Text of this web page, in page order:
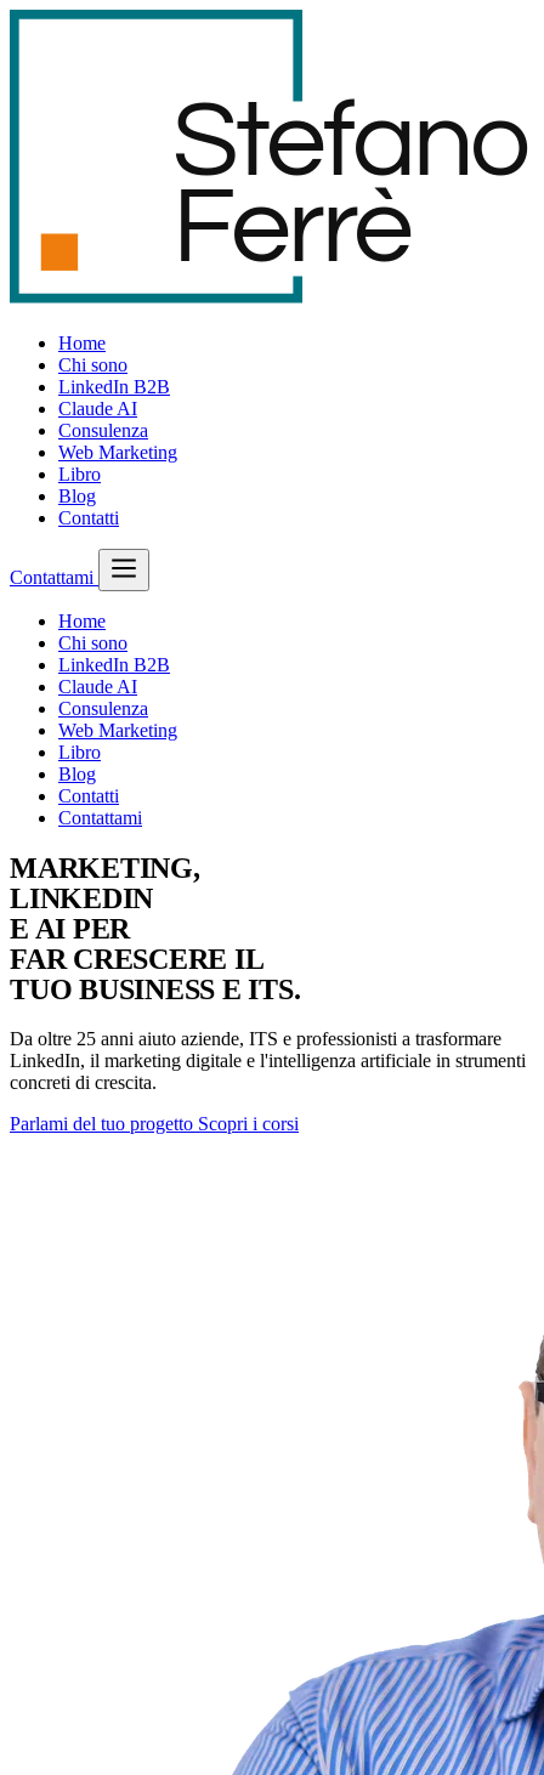
Stefano
Ferrè
Home
Chi sono
LinkedIn B2B
Claude AI
Consulenza
Web Marketing
Libro
Blog
Contatti
Contattami
Home
Chi sono
LinkedIn B2B
Claude AI
Consulenza
Web Marketing
Libro
Blog
Contatti
Contattami
MARKETING,
LINKEDIN
E AI PER
FAR CRESCERE IL
TUO BUSINESS EITS.
Da oltre 25 anni aiuto aziende, ITS e professionisti a trasformare
LinkedIn, il marketing digitale e l'intelligenza artificiale in strumenti
concreti di crescita.
Parlami del tuo progetto Scopri i corsi